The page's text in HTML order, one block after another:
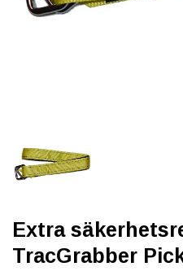
Extra
TracGrabber